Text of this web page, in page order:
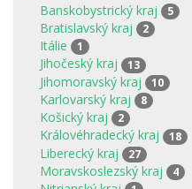
Banskobystrický kraj 5
Bratislavský kraj 2
Itálie 1
Jihočeský kraj 13
Jihomoravský kraj 10
Karlovarský kraj 8
Košický kraj 2
Královéhradecký kraj 18
Liberecký kraj 27
Moravskoslezský kraj 4